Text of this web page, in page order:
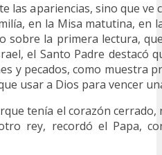
las apariencias, sino que ve
en la Misa matutina, en
sobre la primera lectura,
el Santo Padre destacó
y pecados, como muestra
usar a Dios para vencer
tenía el corazón
rey, recordó el Papa,